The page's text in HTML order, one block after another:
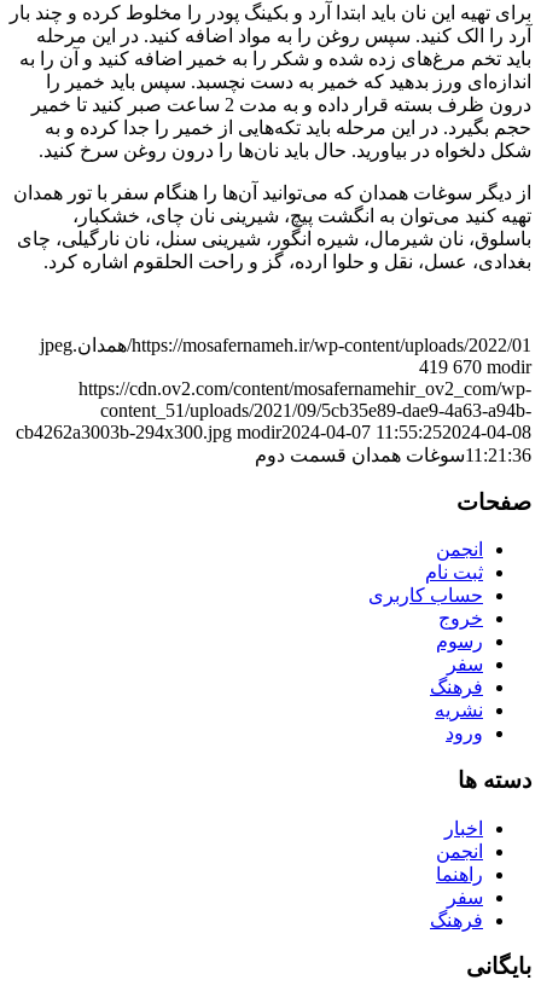
برای تهیه این نان باید ابتدا آرد و بکینگ پودر را مخلوط کرده و چند بار
آرد را الک کنید. سپس روغن را به مواد اضافه کنید. در این مرحله
باید تخم مرغ‌های زده شده و شکر را به خمیر اضافه کنید و آن را به
اندازه‌ای ورز بدهید که خمیر به دست نچسبد. سپس باید خمیر را
درون ظرف بسته قرار داده و به مدت 2 ساعت صبر کنید تا خمیر
حجم بگیرد. در این مرحله باید تکه‌هایی از خمیر را جدا کرده و به
شکل دلخواه در بیاورید. حال باید نان‌ها را درون روغن سرخ کنید.
از دیگر سوغات همدان که می‌توانید آن‌ها را هنگام سفر با تور همدان
تهیه کنید می‌توان به انگشت پیچ، شیرینی نان چای، خشکبار،
باسلوق، نان شیرمال، شیره انگور، شیرینی سنل، نان نارگیلی، چای
بغدادی، عسل، نقل و حلوا ارده، گز و راحت الحلقوم اشاره کرد.
https://mosafernameh.ir/wp-content/uploads/2022/01/همدان.jpeg
419 670 modir
https://cdn.ov2.com/content/mosafernamehir_ov2_com/wp-
content_51/uploads/2021/09/5cb35e89-dae9-4a63-a94b-
cb4262a3003b-294x300.jpg modir2024-04-07 11:55:252024-04-08
11:21:36سوغات همدان قسمت دوم
صفحات
انجمن
ثبت نام
حساب کاربری
خروج
رسوم
سفر
فرهنگ
نشریه
ورود
دسته ها
اخبار
انجمن
راهنما
سفر
فرهنگ
بایگانی